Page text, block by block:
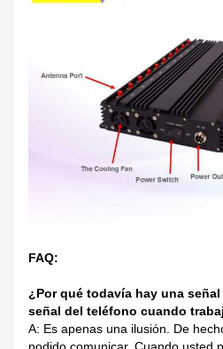
FAQ:
¿Por qué todavía hay una
señal del teléfono cuando
A: Es apenas una ilusión. De